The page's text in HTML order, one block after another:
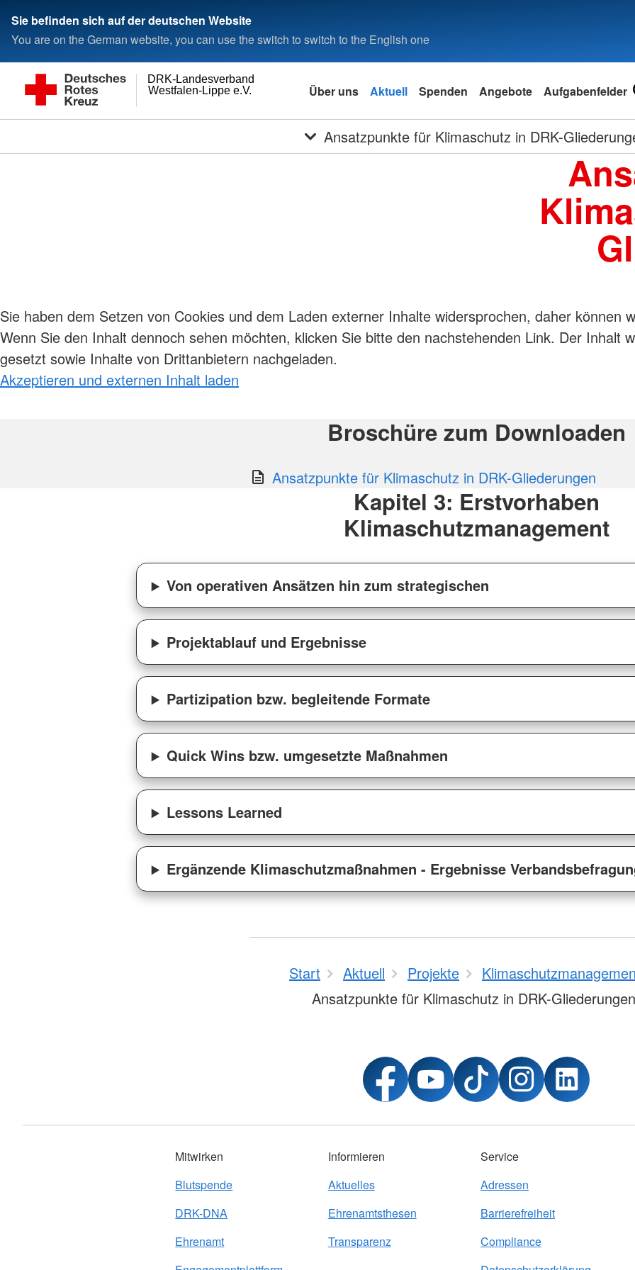
Sie befinden sich auf der deutschen Website
You are on the German website, you can use the switch to switch to the English one
Westfalen-Lippe e.V.
DRK-Landesverband
Über uns Aktuell Spenden Angebote Aufgabenfelder
Ansatzpunkte für Klimaschutz in DRK-
Sie haben dem Setzen von Cookies und dem Laden externer Inhalte widersprochen, daher können
Wenn Sie den Inhalt dennoch sehen möchten, klicken Sie bitte den nachstehenden Link. Der Inhalt
gesetzt sowie Inhalte von Drittanbietern nachgeladen.
Akzeptieren und externen Inhalt laden
Broschüre zum Downloaden
Ansatzpunkte für Klimaschutz in DRK-Gliederungen
Kapitel 3: Erstvorhaben
Klimaschutzmanagement
Von operativen Ansätzen hin zum strategischen
Projektablauf und Ergebnisse
Partizipation bzw. begleitende Formate
Quick Wins bzw. umgesetzte Maßnahmen
Lessons Learned
Ergänzende Klimaschutzmaßnahmen - Ergebnisse
Start Aktuell Projekte
Ansatzpunkte für Klimaschutz in DRK-Gliederungen
Mitwirken
Blutspende
DRK-DNA
Ehrenamt
Informieren
Aktuelles
Ehrenamtsthesen
Transparenz
Service
Adressen
Barrierefreiheit
Compliance